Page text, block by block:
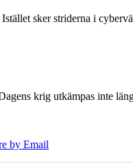
sker striderna i
krig utkämpas inte
by Email